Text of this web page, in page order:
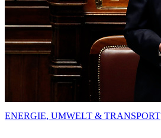
ENERGIE, UMWELT & TRANSPORT